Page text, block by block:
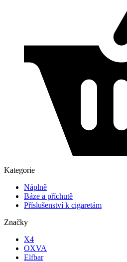
Kategorie
Náplně
Báze a příchutě
Příslušenství k cigaretám
Značky
X4
OXVA
Elfbar